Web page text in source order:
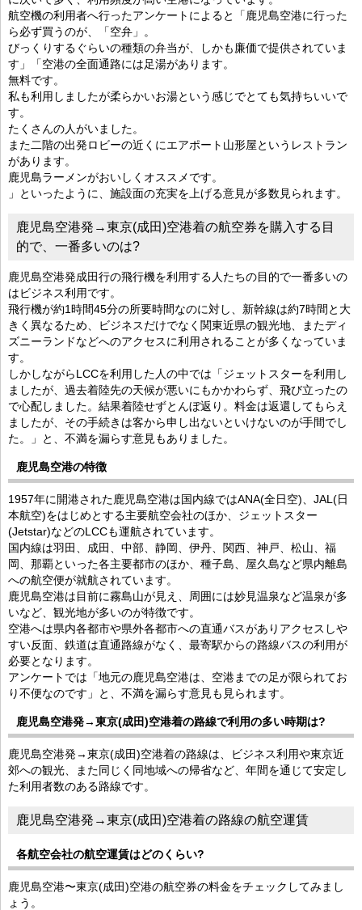
航空機の利用者へ行ったアンケートによると「鹿児島空港に行った
ら必ず買うのが、「空弁」。
びっくりするぐらいの種類の弁当が、しかも廉価で提供されていま
す」「空港の全面通路には足湯があります。
無料です。
私も利用しましたが柔らかいお湯という感じでとても気持ちいいで
す。
たくさんの人がいました。
また二階の出発ロビーの近くにエアポート山形屋というレストラン
があります。
鹿児島ラーメンがおいしくオススメです。
」といったように、施設面の充実を上げる意見が多数見られます。
鹿児島空港発→東京(成田)空港着の航空券を購入する目
的で、一番多いのは?
鹿児島空港発成田行の飛行機を利用する人たちの目的で一番多いの
はビジネス利用です。
飛行機が約1時間45分の所要時間なのに対し、新幹線は約7時間と大
きく異なるため、ビジネスだけでなく関東近県の観光地、またディ
ズニーランドなどへのアクセスに利用されることが多くなっていま
す。
しかしながらLCCを利用した人の中では「ジェットスターを利用し
ましたが、過去着陸先の天候が悪いにもかかわらず、飛び立ったの
で心配しました。結果着陸せずとんぼ返り。料金は返還してもらえ
ましたが、その手続きは客から申し出ないといけないのが手間でし
た。」と、不満を漏らす意見もありました。
鹿児島空港の特徴
1957年に開港された鹿児島空港は国内線ではANA(全日空)、JAL(日
本航空)をはじめとする主要航空会社のほか、ジェットスター
(Jetstar)などのLCCも運航されています。
国内線は羽田、成田、中部、静岡、伊丹、関西、神戸、松山、福
岡、那覇といった各主要都市のほか、種子島、屋久島など県内離島
への航空便が就航されています。
鹿児島空港は目前に霧島山が見え、周囲には妙見温泉など温泉が多
いなど、観光地が多いのが特徴です。
空港へは県内各都市や県外各都市への直通バスがありアクセスしや
すい反面、鉄道は直通路線がなく、最寄駅からの路線バスの利用が
必要となります。
アンケートでは「地元の鹿児島空港は、空港までの足が限られてお
り不便なのです」と、不満を漏らす意見も見られます。
鹿児島空港発→東京(成田)空港着の路線で利用の多い時期は?
鹿児島空港発→東京(成田)空港着の路線は、ビジネス利用や東京近
郊への観光、また同じく同地域への帰省など、年間を通じて安定し
た利用者数のある路線です。
鹿児島空港発→東京(成田)空港着の路線の航空運賃
各航空会社の航空運賃はどのくらい?
鹿児島空港〜東京(成田)空港の航空券の料金をチェックしてみまし
ょう。